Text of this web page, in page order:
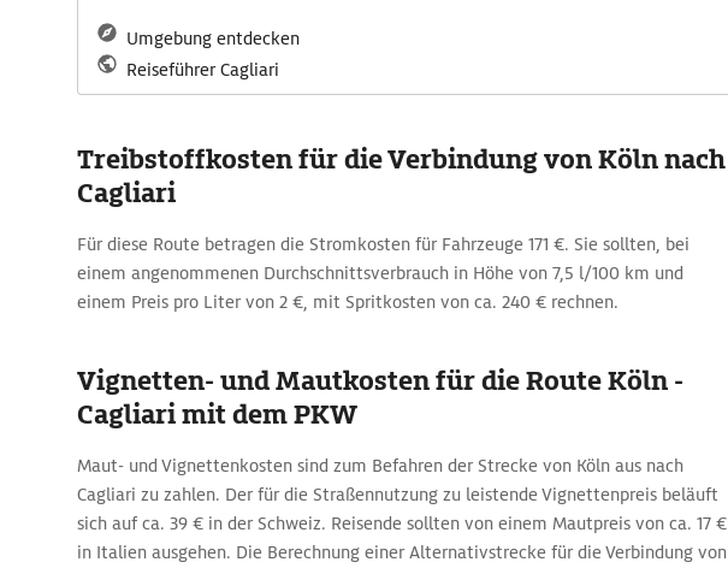
Umgebung entdecken
Reiseführer Cagliari
Treibstoffkosten für die Verbindung von Köln nach
Cagliari
Für diese Route betragen die Stromkosten für Fahrzeuge 171 €. Sie sollten, bei
einem angenommenen Durchschnittsverbrauch in Höhe von 7,5 l/100 km und
einem Preis pro Liter von 2 €, mit Spritkosten von ca. 240 € rechnen.
Vignetten- und Mautkosten für die Route Köln -
Cagliari mit dem PKW
Maut- und Vignettenkosten sind zum Befahren der Strecke von Köln aus nach
Cagliari zu zahlen. Der für die Straßennutzung zu leistende Vignettenpreis beläuft
sich auf ca. 39 € in der Schweiz. Reisende sollten von einem Mautpreis von ca. 17 €
in Italien ausgehen. Die Berechnung einer Alternativstrecke für die Verbindung von